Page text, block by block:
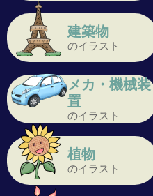
建築物
のイラスト
メカ・機械装
置
のイラスト
植物
のイラスト